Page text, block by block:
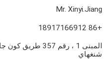
Mr. Xinyi.Jiang
+86 18917166912
المبنى 1 ، رقم 357
شنغهاي